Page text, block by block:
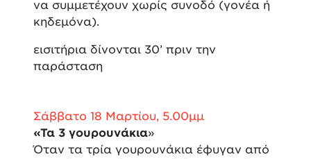
να συμμετέχουν χωρίς συνοδό (γονέα ή
κηδεμόνα).
εισιτήρια δίνονται 30’ πριν την
παράσταση
Σάββατο 18 Μαρτίου, 5.00μμ
«Τα 3 γουρουνάκια»
Όταν τα τρία γουρουνάκια έφυγαν από